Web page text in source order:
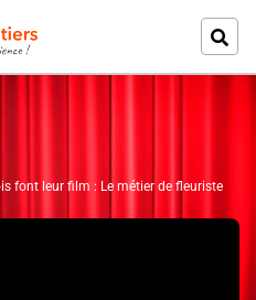
font leur film : Le métier de fleuriste